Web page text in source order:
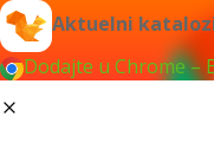
Aktuelni
Dodajte u Chrome –